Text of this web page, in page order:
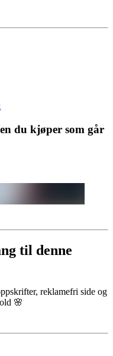
du kjøper som går
til denne
reklamefri side og
🌸